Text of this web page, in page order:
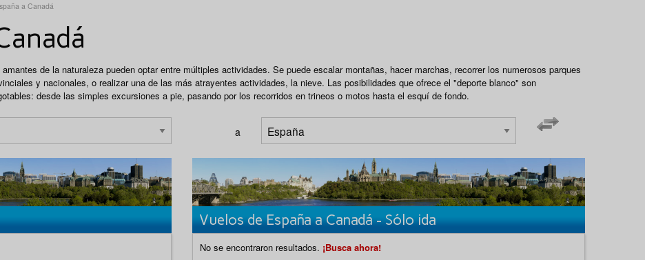
a Canadá
amantes de la naturaleza pueden optar entre múltiples actividades. Se puede escalar montañas, hacer marchas, recorrer los numerosos parques
y nacionales, o realizar una de las más atrayentes actividades, la nieve. Las posibilidades que ofrece el "deporte blanco" son
desde las simples excursiones a pie, pasando por los recorridos en trineos o motos hasta el esquí de fondo.
a
Vuelos de España a Canadá - Sólo ida
No se encontraron resultados. ¡Busca ahora!